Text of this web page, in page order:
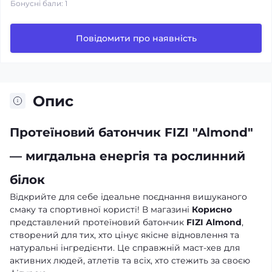
Бонусні бали: 1
Повідомити про наявність
Опис
Протеїновий батончик FIZI "Almond"
— мигдальна енергія та рослинний
білок
Відкрийте для себе ідеальне поєднання вишуканого
смаку та спортивної користі! В магазині Корисно
представлений протеїновий батончик FIZI Almond,
створений для тих, хто цінує якісне відновлення та
натуральні інгредієнти. Це справжній маст-хев для
активних людей, атлетів та всіх, хто стежить за своєю